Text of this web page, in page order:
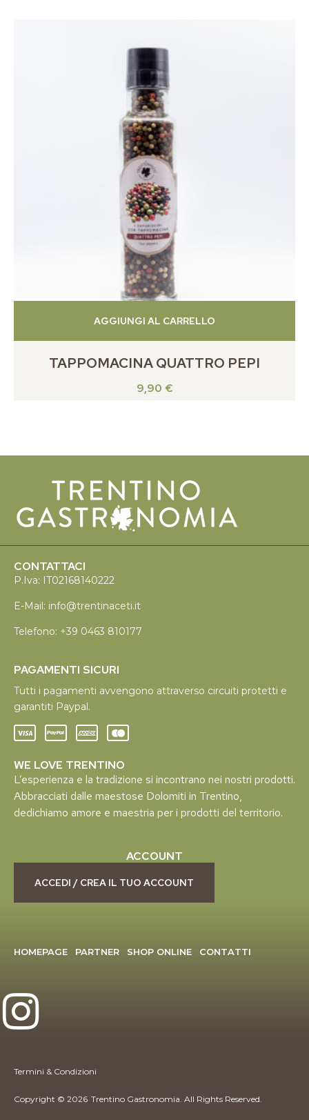
TAPPOMACINA QUATTRO PEPI
9,90 €
AGGIUNGI AL CARRELLO
CONTATTACI
P.Iva: IT02168140222
E-Mail: info@trentinaceti.it
Telefono: +39 0463 810177
PAGAMENTI SICURI
Tutti i pagamenti avvengono attraverso circuiti protetti e
garantiti Paypal.
WE LOVE TRENTINO
L’esperienza e la tradizione si incontrano nei nostri prodotti.
Abbracciati dalle maestose Dolomiti in Trentino,
dedichiamo amore e maestria per i prodotti del territorio.
ACCOUNT
ACCEDI / CREA IL TUO ACCOUNT
HOMEPAGE PARTNER SHOP ONLINE CONTATTI
Copyright © 2026 Trentino Gastronomia. All Rights Reserved.
Termini & Condizioni